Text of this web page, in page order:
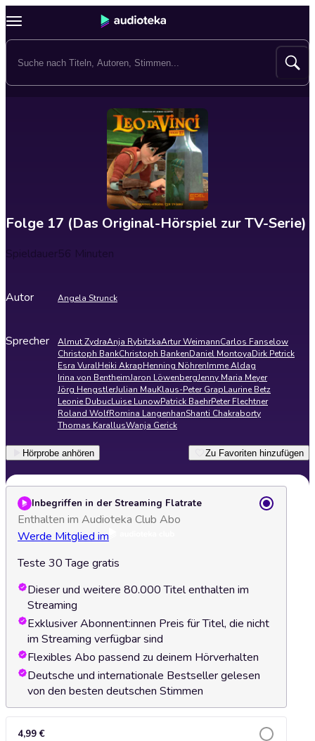
Folge 17 (Das Original-Hörspiel zur TV-Serie)
Spieldauer56 Minuten
Autor Angela Strunck
Sprecher Almut ZydraAnja RybitzkaArtur WeimannCarlos Fanselow
Christoph BankChristoph BankenDaniel MontoyaDirk Petrick
Esra VuralHeiki AkrapHenning NöhrenImme Aldag
Irina von BentheimJaron LöwenbergJenny Maria Meyer
Jörg HengstlerJulian MauKlaus-Peter GrapLaurine Betz
Leonie DubucLuise LunowPatrick BaehrPeter Flechtner
Roland WolfRomina LangenhanShanti Chakraborty
Thomas KarallusWanja Gerick
Hörprobe anhören Zu Favoriten hinzufügen
Inbegriffen in der Streaming Flatrate
Enthalten im Audioteka Club Abo
Werde Mitglied im
Teste 30 Tage gratis
Dieser und weitere 80.000 Titel enthalten im
Streaming
Exklusiver Abonnent:innen Preis für Titel, die nicht
im Streaming verfügbar sind
Flexibles Abo passend zu deinem Hörverhalten
Deutsche und internationale Bestseller gelesen
von den besten deutschen Stimmen
4,99 €